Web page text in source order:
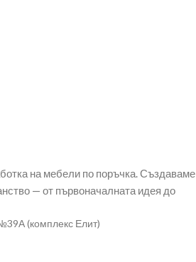
на мебели по поръчка. Създаваме
— от първоначалната идея до
(комплекс Елит)